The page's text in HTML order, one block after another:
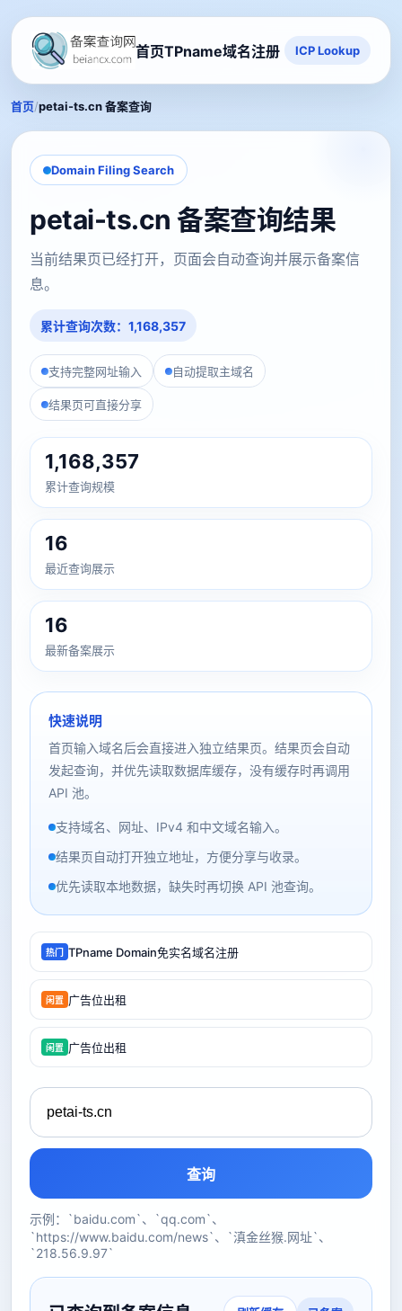
首页TPname域名注册 ICP Lookup
首页/petai-ts.cn 备案查询
Domain Filing Search
petai-ts.cn 备案查询结果
当前结果页已经打开，页面会自动查询并展示备案信
息。
累计查询次数：1,168,357
支持完整网址输入 自动提取主域名
结果页可直接分享
1,168,357
累计查询规模
16
最近查询展示
16
最新备案展示
快速说明
首页输入域名后会直接进入独立结果页。结果页会自动
发起查询，并优先读取数据库缓存，没有缓存时再调用
API 池。
支持域名、网址、IPv4 和中文域名输入。
结果页自动打开独立地址，方便分享与收录。
优先读取本地数据，缺失时再切换 API 池查询。
热门 TPname Domain免实名域名注册
闲置 广告位出租
闲置 广告位出租
查询
示例：`baidu.com`、`qq.com`、
`https://www.baidu.com/news`、`滇金丝猴.网址`、
`218.56.9.97`